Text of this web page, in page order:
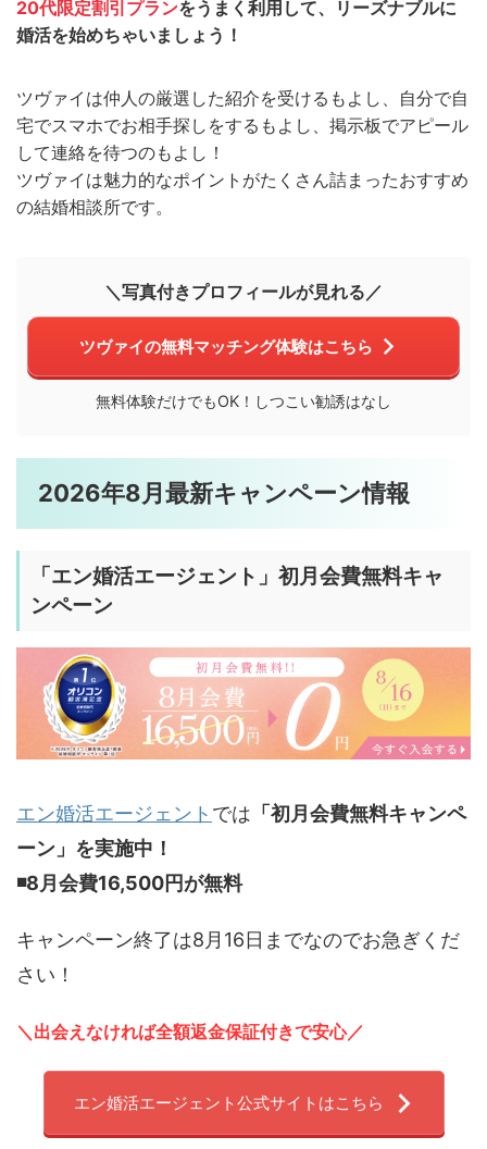
20代限定割引プランをうまく利用して、リーズナブルに
婚活を始めちゃいましょう！
ツヴァイは仲人の厳選した紹介を受けるもよし、自分で自
宅でスマホでお相手探しをするもよし、掲示板でアピール
して連絡を待つのもよし！
ツヴァイは魅力的なポイントがたくさん詰まったおすすめ
の結婚相談所です。
＼写真付きプロフィールが見れる／
ツヴァイの無料マッチング体験はこちら
無料体験だけでもOK！しつこい勧誘はなし
2026年8月最新キャンペーン情報
「エン婚活エージェント」初月会費無料キャ
ンペーン
エン婚活エージェント では 「初月会費無料キャンペ
ーン」を実施中！
◾️8月会費16,500円が無料
キャンペーン終了は8月16日までなのでお急ぎくだ
さい！
＼出会えなければ全額返金保証付きで安心／
エン婚活エージェント公式サイトはこちら